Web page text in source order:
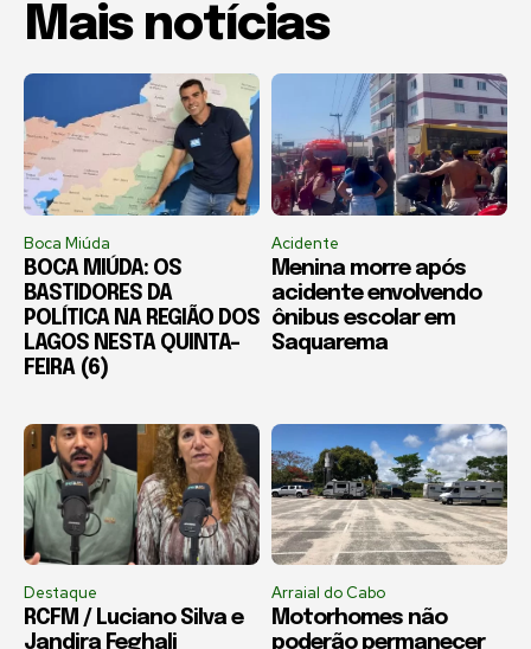
Mais notícias
Boca Miúda
BOCA MIÚDA: OS
BASTIDORES DA
POLÍTICA NA REGIÃO DOS
LAGOS NESTA QUINTA-
FEIRA (6)
Acidente
Menina morre após
acidente envolvendo
ônibus escolar em
Saquarema
Destaque
RCFM / Luciano Silva e
Jandira Feghali
Arraial do Cabo
Motorhomes não
poderão permanecer